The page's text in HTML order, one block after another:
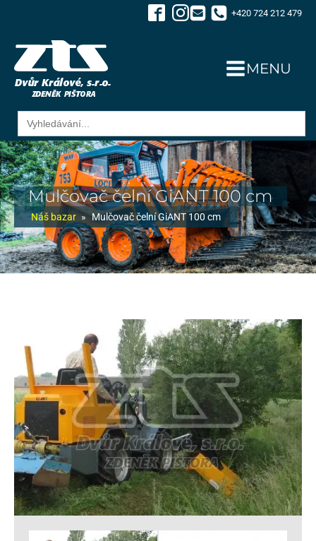
+420 724 212 479
MENU
Search
for:
Mulčovač čelní GiANT 100 cm
Náš bazar » Mulčovač čelní GiANT 100 cm